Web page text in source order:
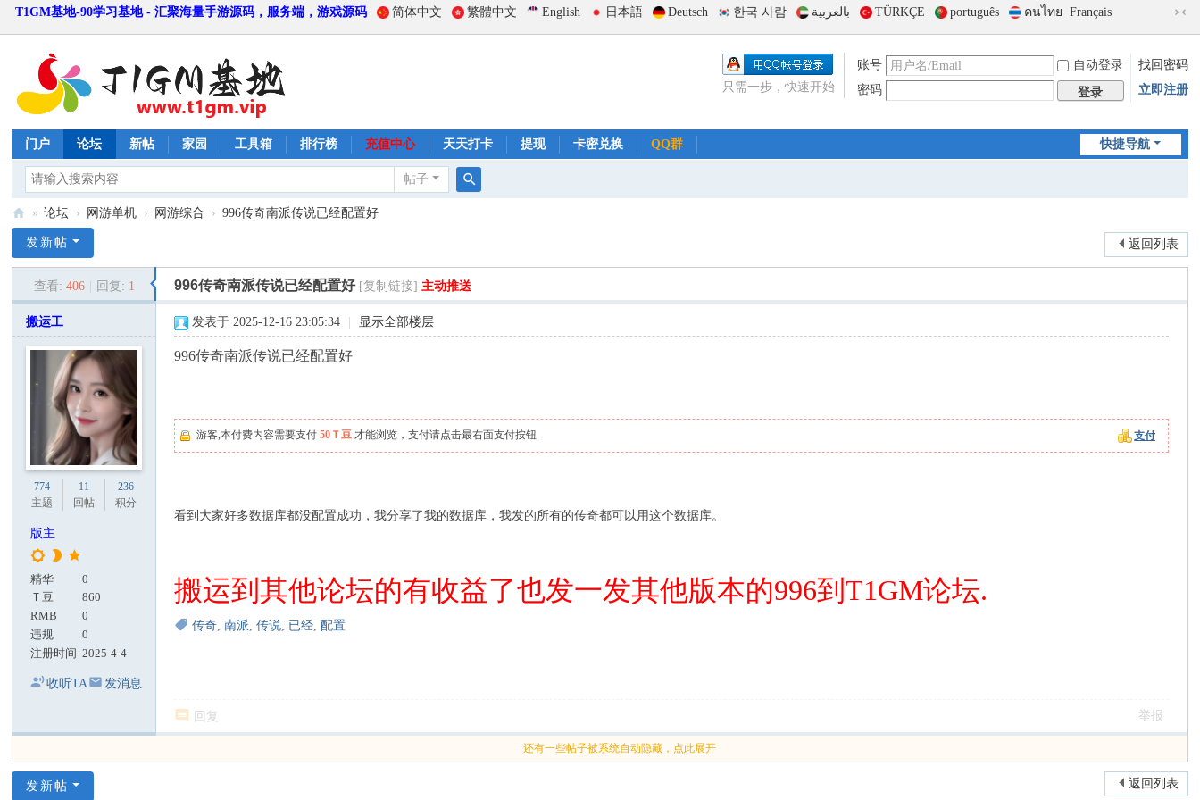
T1GM基地-90学习基地 - 汇聚海量手游源码，服务端，游戏源码 简体中文 繁體中文 English 日本語 Deutsch 한국 사람 بالعربية TÜRKÇE português คนไทย Français
到
版
账号 自动登录
找回密码
密码
登录 立即注册
只需一步，快速开始
快捷导航
门户 论坛 新帖 家园 工具箱 排行榜 充值中心 天天打卡 提现 卡密兑换 QQ群
帖子
1
» 论坛 › 网游单机 › 网游综合 › 996传奇南派传说已经配置好
返回列表
发新帖
查看: 406 回复: 1 996传奇南派传说已经配置好 [复制链接] 主动推送
搬运工
774
主题
11
回帖
236
积分
版主
精华
0
Ｔ豆
860
RMB
0
违规
0
注册时间 2025-4-4
收听TA 发消息
发表于 2025-12-16 23:05:34 显示全部楼层
996传奇南派传说已经配置好
游客,本付费内容需要支付50Ｔ豆 才能浏览，支付请点击最右面支付按钮 支付
看到大家好多数据库都没配置成功，我分享了我的数据库，我发的所有的传奇都可以用这个数据库。
搬运到其他论坛的有收益了也发一发其他版本的996到T1GM论坛.
传奇,南派,传说, 已经, 配置
回复 举报
还有一些帖子被系统自动隐藏，点此展开
返回列表
发新帖